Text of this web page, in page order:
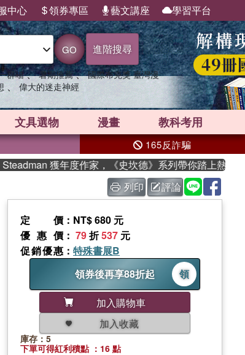
中心 領券專區 藝文講座 學習平台
GO 進階搜尋
群喵 、 暑期推薦 、 國際布克獎 臺灣漫
、 偉大的迷走神經
文具選物 漫畫 教科考用
165反詐騙
獲年度作家，《史坎德》系列帶你踏上熱血奇幻
列印 評論
定價 ：NT$ 680 元
優惠價 ： 79折537 元
促銷優惠 ： 特殊書展B
領券後再享88折起
領
加入購物車
加入收藏
庫存：5
下單可得紅利積點 ：16 點